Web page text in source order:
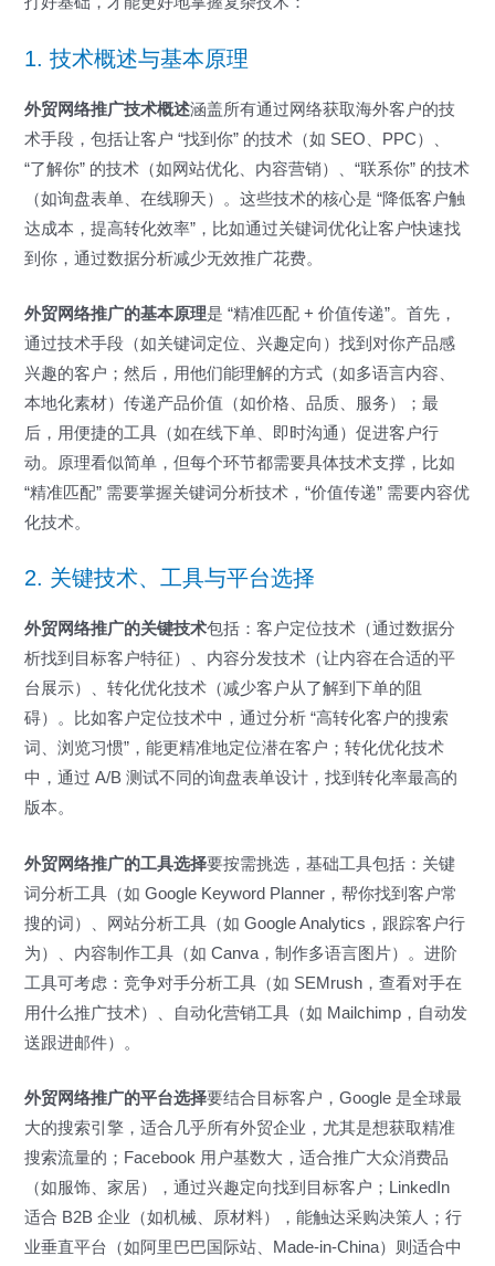
1. 技术概述与基本原理
外贸网络推广技术概述涵盖所有通过网络获取海外客户的技
术手段，包括让客户 “找到你” 的技术（如 SEO、PPC）、
“了解你” 的技术（如网站优化、内容营销）、“联系你” 的技术
（如询盘表单、在线聊天）。这些技术的核心是 “降低客户触
达成本，提高转化效率”，比如通过关键词优化让客户快速找
到你，通过数据分析减少无效推广花费。
外贸网络推广的基本原理是 “精准匹配 + 价值传递”。首先，
通过技术手段（如关键词定位、兴趣定向）找到对你产品感
兴趣的客户；然后，用他们能理解的方式（如多语言内容、
本地化素材）传递产品价值（如价格、品质、服务）；最
后，用便捷的工具（如在线下单、即时沟通）促进客户行
动。原理看似简单，但每个环节都需要具体技术支撑，比如
“精准匹配” 需要掌握关键词分析技术，“价值传递” 需要内容优
化技术。
2. 关键技术、工具与平台选择
外贸网络推广的关键技术包括：客户定位技术（通过数据分
析找到目标客户特征）、内容分发技术（让内容在合适的平
台展示）、转化优化技术（减少客户从了解到下单的阻
碍）。比如客户定位技术中，通过分析 “高转化客户的搜索
词、浏览习惯”，能更精准地定位潜在客户；转化优化技术
中，通过 A/B 测试不同的询盘表单设计，找到转化率最高的
版本。
外贸网络推广的工具选择要按需挑选，基础工具包括：关键
词分析工具（如 Google Keyword Planner，帮你找到客户常
搜的词）、网站分析工具（如 Google Analytics，跟踪客户行
为）、内容制作工具（如 Canva，制作多语言图片）。进阶
工具可考虑：竞争对手分析工具（如 SEMrush，查看对手在
用什么推广技术）、自动化营销工具（如 Mailchimp，自动发
送跟进邮件）。
外贸网络推广的平台选择要结合目标客户，Google 是全球最
大的搜索引擎，适合几乎所有外贸企业，尤其是想获取精准
搜索流量的；Facebook 用户基数大，适合推广大众消费品
（如服饰、家居），通过兴趣定向找到目标客户；LinkedIn
适合 B2B 企业（如机械、原材料），能触达采购决策人；行
业垂直平台（如阿里巴巴国际站、Made-in-China）则适合中